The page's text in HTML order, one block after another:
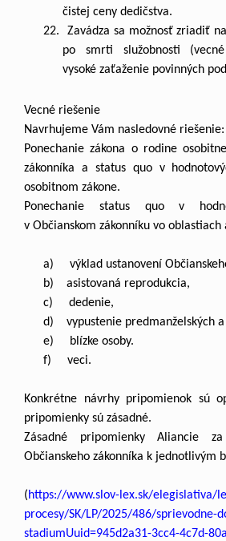
čistej ceny dedičstva.
22. Zavádza sa možnosť zriadiť
po smrti služobnosti
vysoké zaťaženie povinných
Vecné riešenie
Navrhujeme Vám nasledovné riešenie:
Ponechanie zákona o rodine
zákonníka a status quo v
osobitnom zákone.
Ponechanie status quo v
v Občianskom zákonníku vo oblastiach
a) výklad ustanovení
b) asistovaná reprodukcia,
c) dedenie,
d) vypustenie predmanželských a
e) blízke osoby.
f) veci.
Konkrétne návrhy pripomienok sú
pripomienky sú zásadné.
Zásadné pripomienky Aliancie
Občianskeho zákonníka k jednotlivým
(https://www.slov-lex.sk/elegislativa/
procesy/SK/LP/2025/486/sprievodne-
stadiumUuid=945d2a31-3cc4-4c7d-